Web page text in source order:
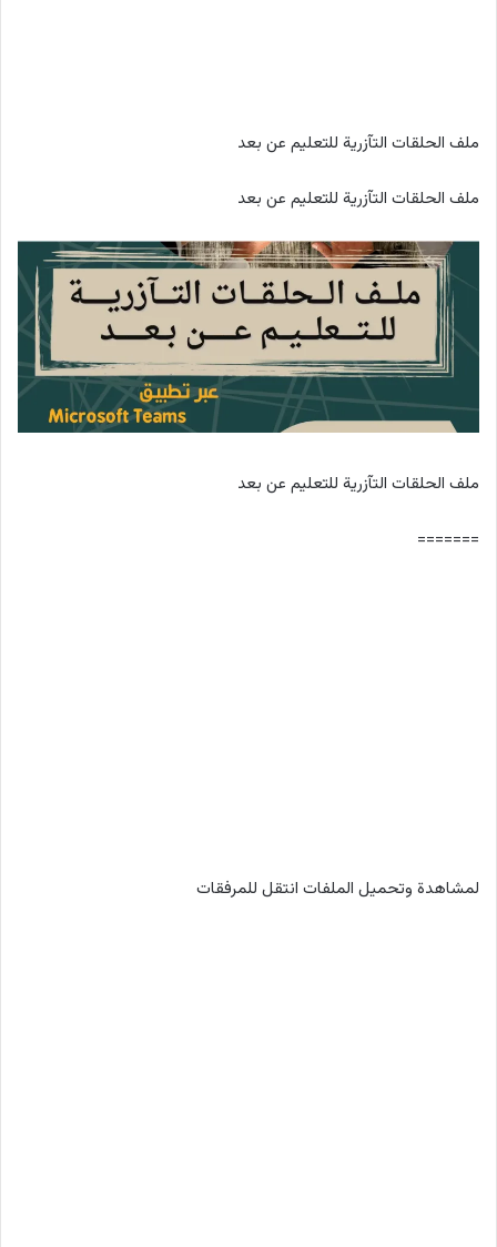
ملف الحلقات التآزرية للتعليم عن بعد
ملف الحلقات التآزرية للتعليم عن بعد
ملف الحلقات التآزرية للتعليم عن بعد
=======
لمشاهدة وتحميل الملفات انتقل للمرفقات